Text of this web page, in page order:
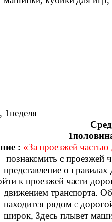
1неделя
: «За проезжей частью
с проезжей
представление о
к проезжей части
движением транспорта.
находится рядом с
широк, Здесь плывет